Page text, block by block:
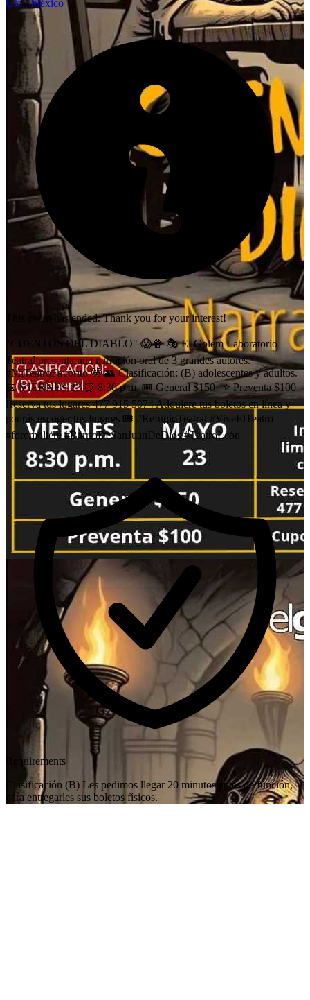
Gto., México
This event has ended. Thank you for your interest!
"CUENTOS DEL DIABLO" 😱🍿 🎭 El Golem Laboratorio
Teatral presenta una narración oral de 3 grandes autores.
#MiTeatroFavorito 🤩 👥 Clasificación: (B) adolescentes y adultos.
📅 VIERNES 23 ⏰ 8:30 p.m. 🎟️ General $150 | ⭐ Preventa $100
Reserva tus lugares 477 915 5074 Adquiere tus boletos en línea y
podrás escoger tus lugares 🎟️ #RefugioTeatral #ViveElTeatro
#foromolière #BarrioDeSanJuanDeDios #TeatroLeón
Requirements
Clasificación (B) Les pedimos llegar 20 minutos antes de función,
para entregarles sus boletos físicos.